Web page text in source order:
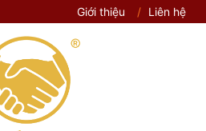
Giới thiệu Liên hệ